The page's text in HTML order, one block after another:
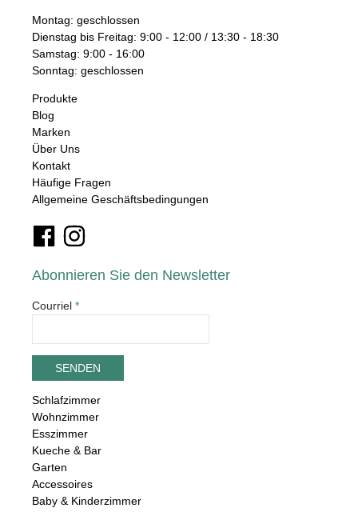
Montag: geschlossen
Dienstag bis Freitag: 9:00 - 12:00 / 13:30 - 18:30
Samstag: 9:00 - 16:00
Sonntag: geschlossen
Produkte
Blog
Marken
Über Uns
Kontakt
Häufige Fragen
Allgemeine Geschäftsbedingungen
Abonnieren Sie den Newsletter
Courriel *
Schlafzimmer
Wohnzimmer
Esszimmer
Kueche & Bar
Garten
Accessoires
Baby & Kinderzimmer